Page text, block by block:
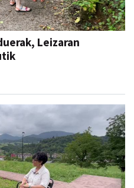
Leizaran